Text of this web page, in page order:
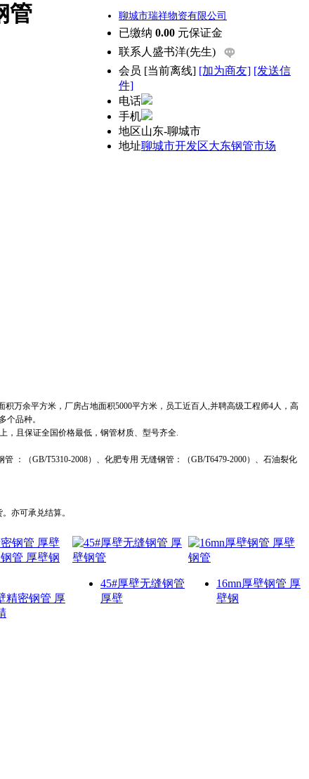
管 聊城市瑞祥物资有限公司
已缴纳 0.00 元保证金
联系人 盛书洋(先生)
会员 [当前离线] [加为商友] [发送信
件]
电话
手机
地区山东-聊城市
地址聊城市开发区大东钢管市场
万余平方米，厂房占地面积5000平方米，员工近百人,并聘高级工程师4人，高
个品种。
且保证全国价格最低，钢管材质、型号齐全.
：（GB/T5310-2008）、化肥专用 无缝钢管：（GB/T6479-2000）、石油裂化
亦可承兑结算。
精密钢管 厚
45#厚壁无缝钢管
厚壁
16mn厚壁钢管 厚
壁钢